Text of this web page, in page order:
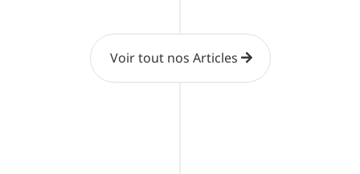
Voir tout nos Articles